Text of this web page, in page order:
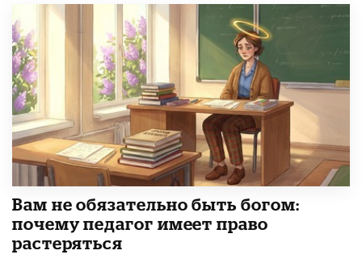
​Вам не обязательно быть богом:
почему педагог имеет право
растеряться